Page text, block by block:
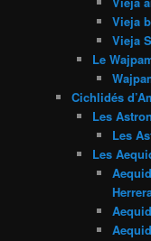
Vieja
Vieja
Le
Cichlidés
Les
Les
Les